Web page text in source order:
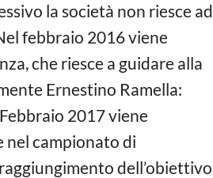
la società non riesce ad
febbraio 2016 viene
che riesce a guidare alla
Ernestino Ramella:
2017 viene
nel campionato di
dell’obiettivo